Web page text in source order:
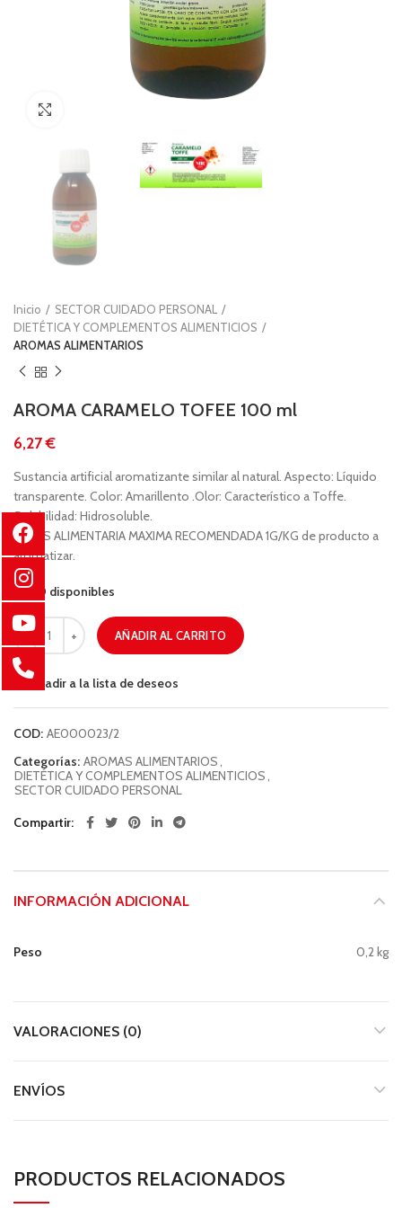
Inicio
SECTOR CUIDADO PERSONAL
DIETÉTICA Y COMPLEMENTOS ALIMENTICIOS
AROMAS ALIMENTARIOS
AROMA CARAMELO TOFEE 100 ml
€
Sustancia artificial aromatizante similar al natural. Aspecto: Líquido
transparente. Color: Amarillento .Olor: Característico a Toffe.
Solubilidad: Hidrosoluble.
DOSIS ALIMENTARIA MAXIMA RECOMENDADA 1G/KG de producto a
aromatizar.
90 disponibles
AÑADIR AL CARRITO
Añadir a la lista de deseos
COD: AE000023/2
Categorías: AROMAS ALIMENTARIOS,
DIETÉTICA Y COMPLEMENTOS ALIMENTICIOS,
SECTOR CUIDADO PERSONAL
Compartir
INFORMACIÓN ADICIONAL
Peso 0,2 kg
VALORACIONES (0)
ENVÍOS
PRODUCTOS RELACIONADOS